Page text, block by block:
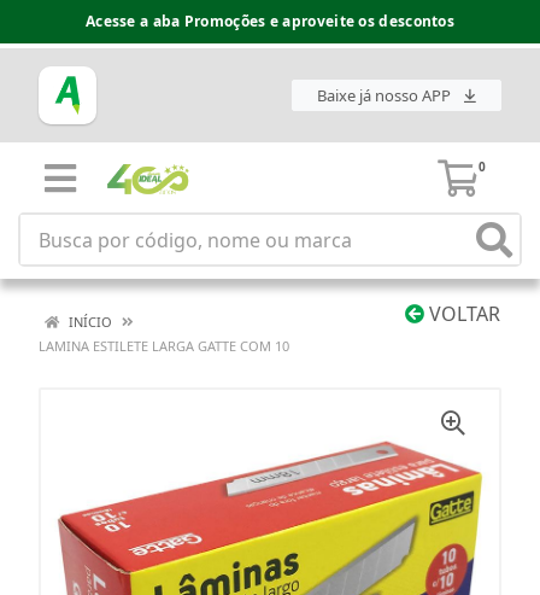
Acesse a aba Promoções e aproveite os descontos
Baixe já nosso APP
0
VOLTAR
INÍCIO
LAMINA ESTILETE LARGA GATTE COM 10